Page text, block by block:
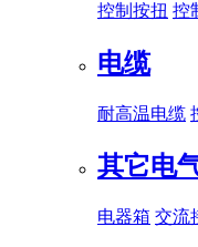
控制按扭 控
电缆
耐高温电缆
其它电
电器箱 交流